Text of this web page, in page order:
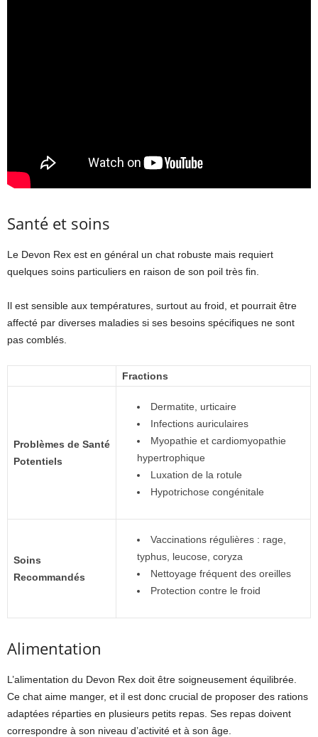
Santé et soins
Le Devon Rex est en général un chat robuste mais requiert
quelques soins particuliers en raison de son poil très fin.
Il est sensible aux températures, surtout au froid, et pourrait être
affecté par diverses maladies si ses besoins spécifiques ne sont
pas comblés.
Fractions
Problèmes de Santé
Potentiels
Dermatite, urticaire
Infections auriculaires
Myopathie et cardiomyopathie
hypertrophique
Luxation de la rotule
Hypotrichose congénitale
Soins
Recommandés
Vaccinations régulières : rage,
typhus, leucose, coryza
Nettoyage fréquent des oreilles
Protection contre le froid
Alimentation
L’alimentation du Devon Rex doit être soigneusement équilibrée.
Ce chat aime manger, et il est donc crucial de proposer des rations
adaptées réparties en plusieurs petits repas. Ses repas doivent
correspondre à son niveau d’activité et à son âge.